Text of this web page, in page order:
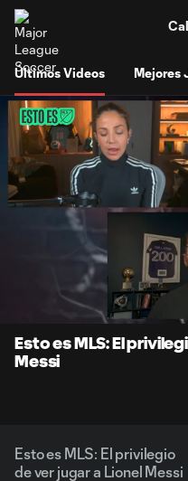
Últimos Videos Mejores
Loaded
28.85%
Unmute
Esto es MLS: El
Messi
Esto es MLS: El privilegio
de ver jugar a Lionel Messi